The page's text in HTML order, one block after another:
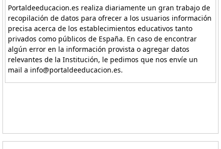
Portaldeeducacion.es realiza diariamente un gran trabajo de
recopilación de datos para ofrecer a los usuarios información
precisa acerca de los establecimientos educativos tanto
privados como públicos de España. En caso de encontrar
algún error en la información provista o agregar datos
relevantes de la Institución, le pedimos que nos envíe un
mail a info@portaldeeducacion.es.